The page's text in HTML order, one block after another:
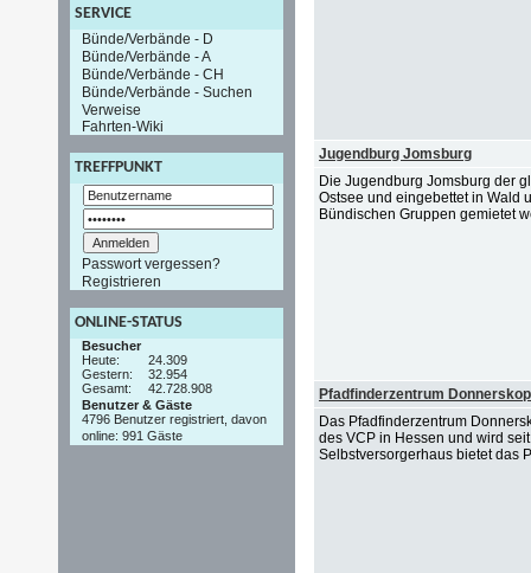
SERVICE
Bünde/Verbände - D
Bünde/Verbände - A
Bünde/Verbände - CH
Bünde/Verbände - Suchen
Verweise
Fahrten-Wiki
TREFFPUNKT
Passwort vergessen?
Registrieren
ONLINE-STATUS
Besucher
Heute:
24.309
Gestern:
32.954
Gesamt:
42.728.908
Benutzer & Gäste
4796 Benutzer registriert, davon
online: 991 Gäste
Jugendburg Jomsburg
Die Jugendburg Jomsburg der
Ostsee und eingebettet in Wald
Bündischen Gruppen gemietet
Pfadfinderzentrum
Das Pfadfinderzentrum
des VCP in Hessen und wird
Selbstversorgerhaus bietet das